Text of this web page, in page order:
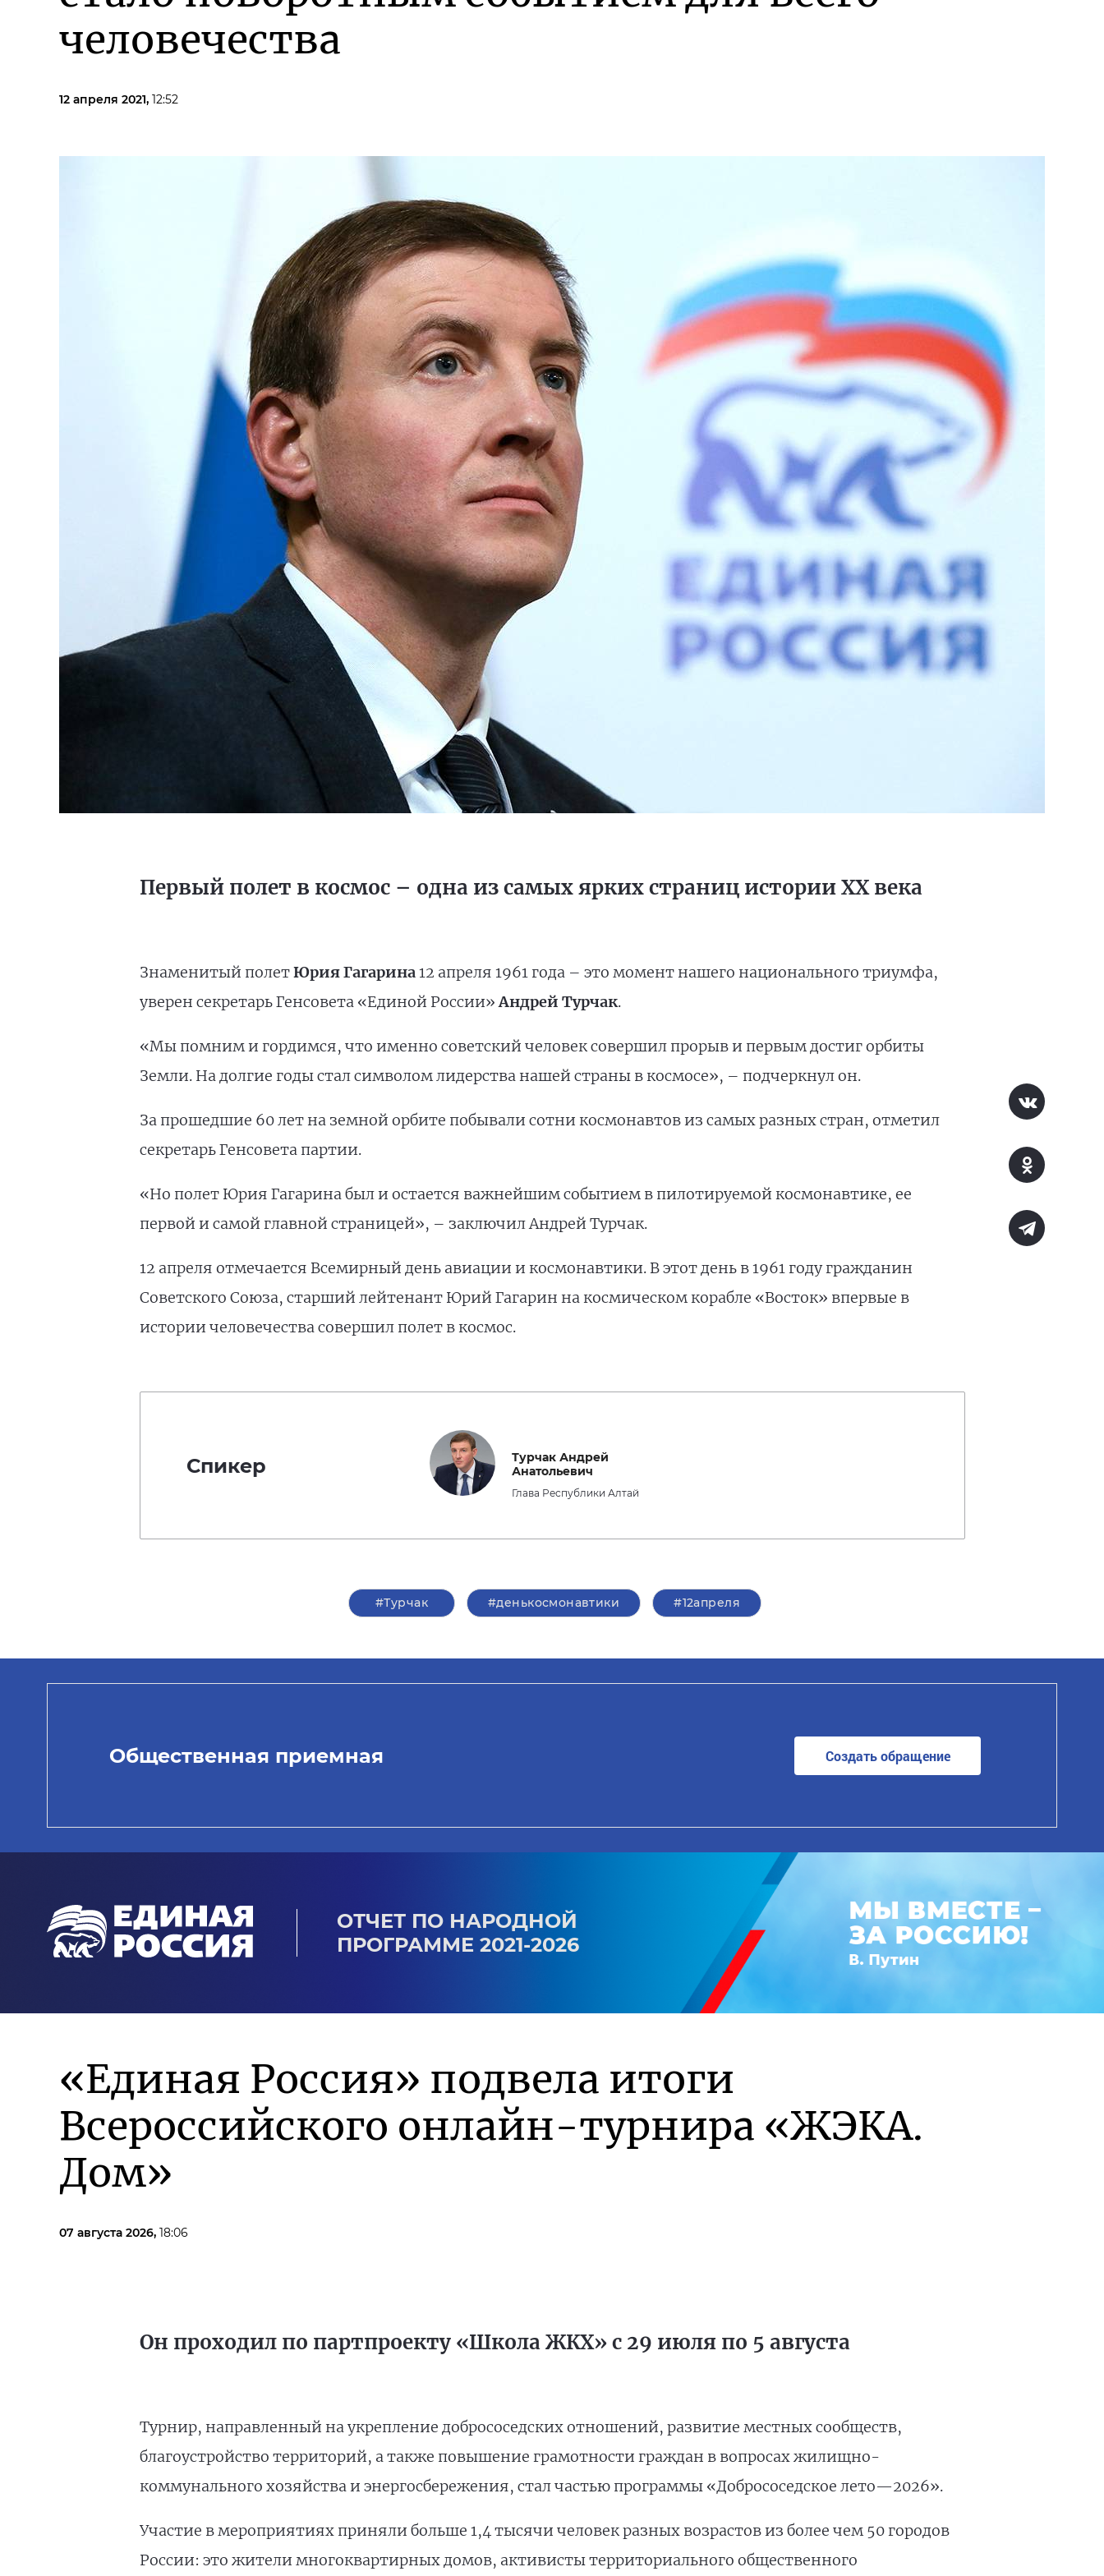
человечества
12 апреля 2021, 12:52
Первый полет в космос – одна из самых ярких страниц истории XX века
Знаменитый полетЮрия Гагарина12 апреля 1961 года – это момент нашего национального триумфа,
уверен секретарь Генсовета «Единой России»Андрей Турчак.
«Мы помним и гордимся, что именно советский человек совершил прорыв и первым достиг орбиты
Земли. На долгие годы стал символом лидерства нашей страны в космосе», – подчеркнул он.
За прошедшие 60 лет на земной орбите побывали сотни космонавтов из самых разных стран, отметил
секретарь Генсовета партии.
«Но полет Юрия Гагарина был и остается важнейшим событием в пилотируемой космонавтике, ее
первой и самой главной страницей», – заключил Андрей Турчак.
12 апреля отмечается Всемирный день авиации и космонавтики. В этот день в 1961 году гражданин
Советского Союза, старший лейтенант Юрий Гагарин на космическом корабле «Восток» впервые в
истории человечества совершил полет в космос.
Спикер
Турчак Андрей
Анатольевич
Глава Республики Алтай
#Турчак #денькосмонавтики #12апреля
Общественная приемная Создать обращение
ОТЧЕТ ПО НАРОДНОЙ
ПРОГРАММЕ 2021-2026
«Единая Россия» подвела итоги
Всероссийского онлайн-турнира «ЖЭКА.
Дом»
07 августа 2026, 18:06
Он проходил по партпроекту «Школа ЖКХ» с 29 июля по 5 августа
Турнир, направленный на укрепление добрососедских отношений, развитие местных сообществ,
благоустройство территорий, а также повышение грамотности граждан в вопросах жилищно-
коммунального хозяйства и энергосбережения, стал частью программы «Добрососедское лето—2026».
Участие в мероприятиях приняли больше 1,4 тысячи человек разных возрастов из более чем 50 городов
России: это жители многоквартирных домов, активисты территориального общественного